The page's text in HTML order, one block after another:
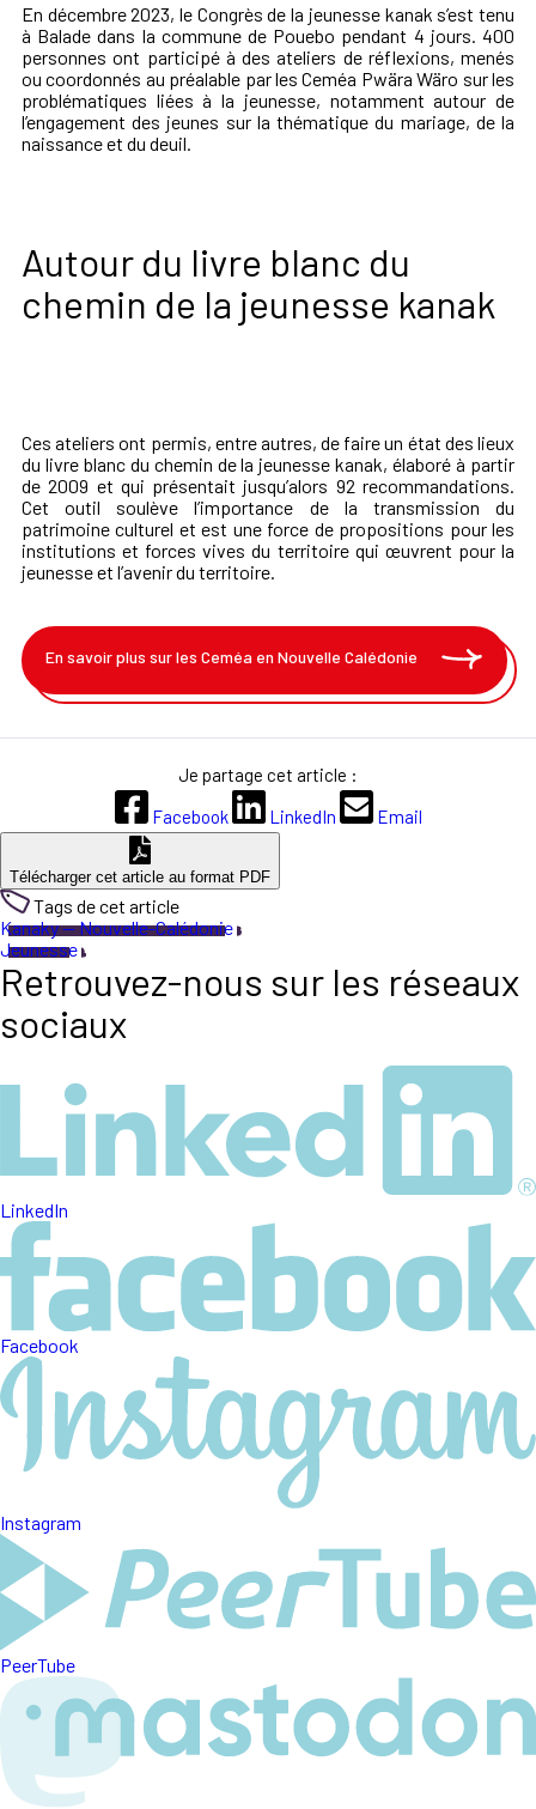
En décembre 2023, le Congrès de la jeunesse kanak s’est tenu
à Balade dans la commune de Pouebo pendant 4 jours. 400
personnes ont participé à des ateliers de réflexions, menés
ou coordonnés au préalable par les Ceméa Pwära Wäro sur les
problématiques liées à la jeunesse, notamment autour de
l’engagement des jeunes sur la thématique du mariage, de la
naissance et du deuil.
Autour du livre blanc du
chemin de la jeunesse kanak
Ces ateliers ont permis, entre autres, de faire un état des lieux
du livre blanc du chemin de la jeunesse kanak, élaboré à partir
de 2009 et qui présentait jusqu’alors 92 recommandations.
Cet outil soulève l’importance de la transmission du
patrimoine culturel et est une force de propositions pour les
institutions et forces vives du territoire qui œuvrent pour la
jeunesse et l’avenir du territoire.
En savoir plus sur les Ceméa en Nouvelle Calédonie
Je partage cet article :
Facebook
LinkedIn Email
Télécharger cet article au format PDF
Tags de cet article
Kanaky — Nouvelle-Calédonie
Jeunesse
Retrouvez-nous sur les réseaux
sociaux
LinkedIn
Facebook
Instagram
PeerTube